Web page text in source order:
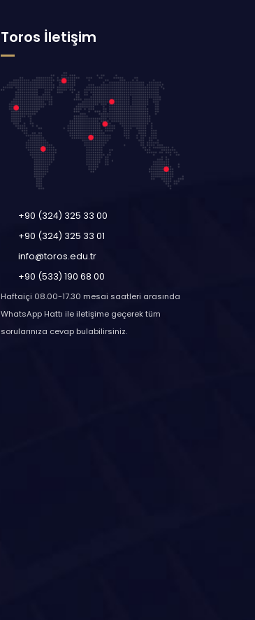
Toros İletişim
+90 (324) 325 33 00
+90 (324) 325 33 01
info@toros.edu.tr
+90 (533) 190 68 00
Haftaiçi 08.00-17.30 mesai saatleri arasında
WhatsApp Hattı ile iletişime geçerek tüm
sorularınıza cevap bulabilirsiniz.